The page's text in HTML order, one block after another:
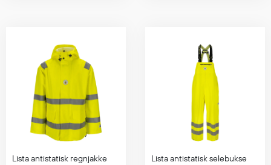
Lista antistatisk regnjakke Lista antistatisk selebukse